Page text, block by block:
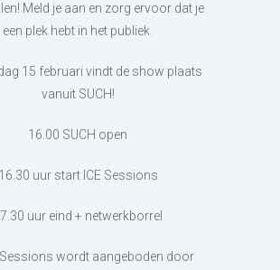
Meld je aan en zorg ervoor dat je
een plek hebt in het publiek.
15 februari vindt de show plaats
vanuit SUCH!
16.00 SUCH open
16.30 uur start ICE Sessions
uur eind + netwerkborrel
Sessions wordt aangeboden door